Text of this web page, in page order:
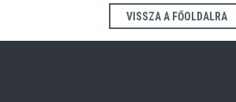
VISSZA A FŐOLDALRA